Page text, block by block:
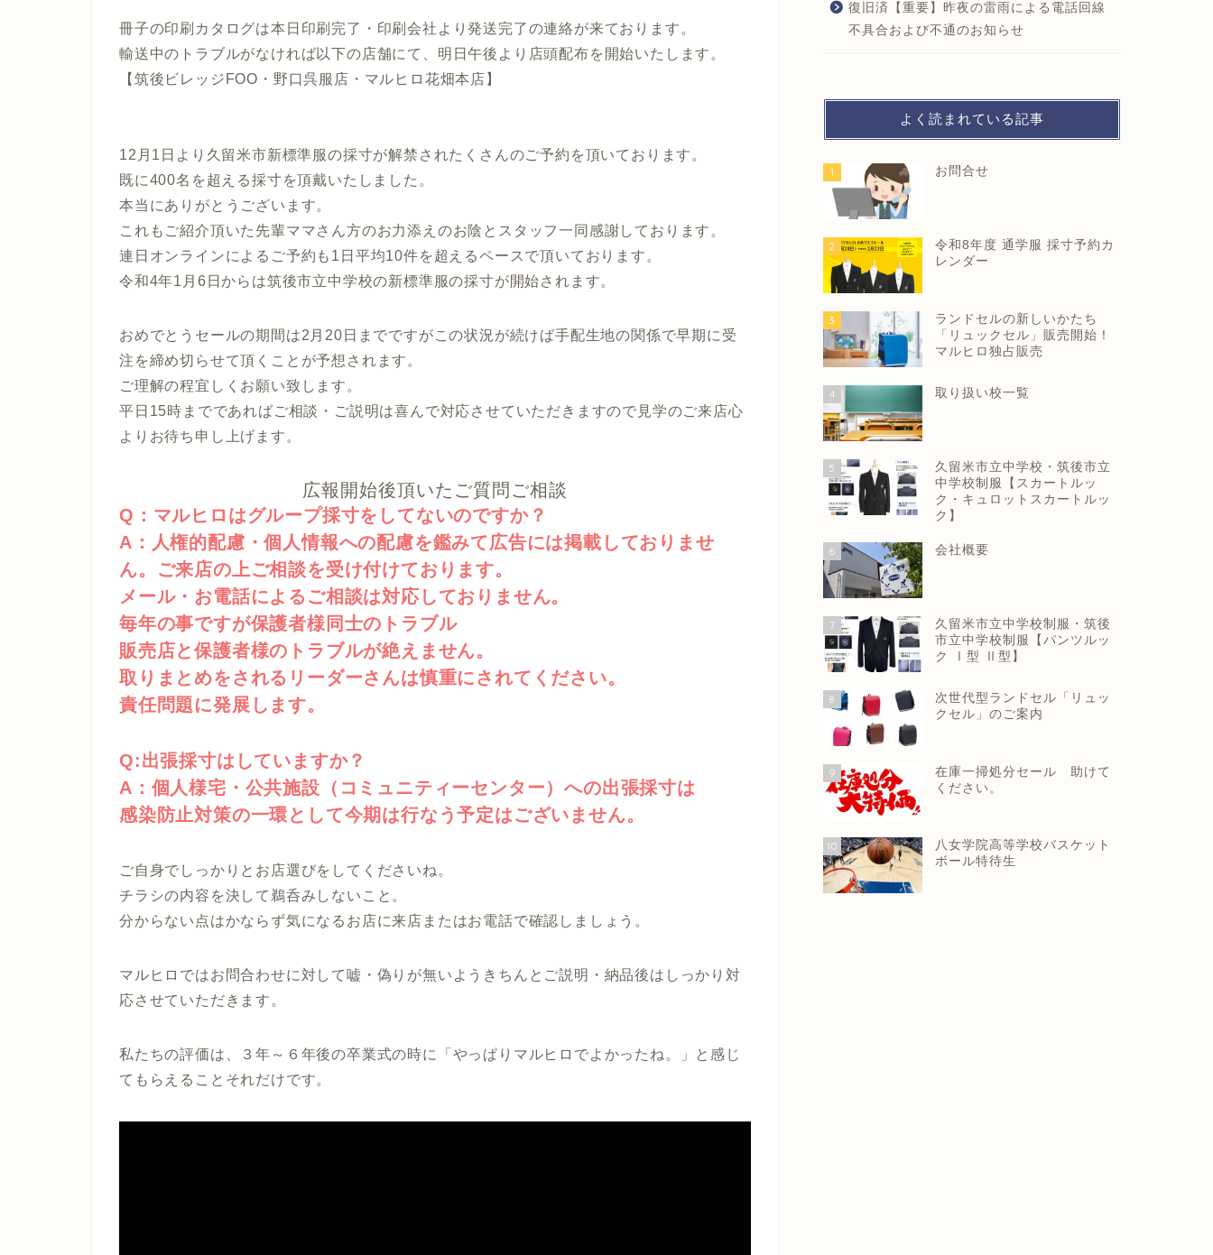
冊子の印刷カタログは本日印刷完了・印刷会社より発送完了の連絡が来ております。
輸送中のトラブルがなければ以下の店舗にて、明日午後より店頭配布を開始いたします。
【筑後ビレッジFOO・野口呉服店・マルヒロ花畑本店】
12月1日より久留米市新標準服の採寸が解禁されたくさんのご予約を頂いております。
既に400名を超える採寸を頂戴いたしました。
本当にありがとうございます。
これもご紹介頂いた先輩ママさん方のお力添えのお陰とスタッフ一同感謝しております。
連日オンラインによるご予約も1日平均10件を超えるペースで頂いております。
令和4年1月6日からは筑後市立中学校の新標準服の採寸が開始されます。
おめでとうセールの期間は2月20日までですがこの状況が続けば手配生地の関係で早期に受
注を締め切らせて頂くことが予想されます。
ご理解の程宜しくお願い致します。
平日15時までであればご相談・ご説明は喜んで対応させていただきますので見学のご来店心
よりお待ち申し上げます。
広報開始後頂いたご質問ご相談
Q：マルヒロはグループ採寸をしてないのですか？
A：人権的配慮・個人情報への配慮を鑑みて広告には掲載しておりませ
ん。ご来店の上ご相談を受け付けております。
メール・お電話によるご相談は対応しておりません。
毎年の事ですが保護者様同士のトラブル
販売店と保護者様のトラブルが絶えません。
取りまとめをされるリーダーさんは慎重にされてください。
責任問題に発展します。
Q:出張採寸はしていますか？
A：個人様宅・公共施設（コミュニティーセンター）への出張採寸は
感染防止対策の一環として今期は行なう予定はございません。
ご自身でしっかりとお店選びをしてくださいね。
チラシの内容を決して鵜呑みしないこと。
分からない点はかならず気になるお店に来店またはお電話で確認しましょう。
マルヒロではお問合わせに対して嘘・偽りが無いようきちんとご説明・納品後はしっかり対
応させていただきます。
私たちの評価は、３年～６年後の卒業式の時に「やっぱりマルヒロでよかったね。」と感じ
てもらえることそれだけです。
復旧済【重要】昨夜の雷雨による電話回線
不具合および不通のお知らせ
よく読まれている記事
1 お問合せ
2
令和8年度 通学服 採寸予約カ
レンダー
3
ランドセルの新しいかたち
「リュックセル」販売開始！
マルヒロ独占販売
4 取り扱い校一覧
5
久留米市立中学校・筑後市立
中学校制服【スカートルッ
ク・キュロットスカートルッ
ク】
6 会社概要
7
久留米市立中学校制服・筑後
市立中学校制服【パンツルッ
ク Ⅰ型 Ⅱ型】
8
次世代型ランドセル「リュッ
クセル」のご案内
9
在庫一掃処分セール 助けて
ください。
10
八女学院高等学校バスケット
ボール特待生